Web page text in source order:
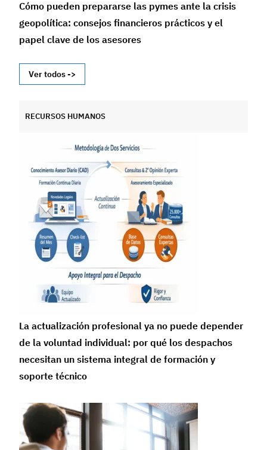
Cómo pueden prepararse las pymes ante la crisis
geopolítica: consejos financieros prácticos y el
papel clave de los asesores
Ver todos ->
RECURSOS HUMANOS
La actualización profesional ya no puede depender
de la voluntad individual: por qué los despachos
necesitan un sistema integral de formación y
soporte técnico